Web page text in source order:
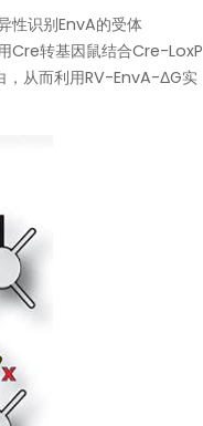
性识别EnvA的受体
Cre转基因鼠结合Cre-LoxP
，从而利用RV-EnvA-ΔG实